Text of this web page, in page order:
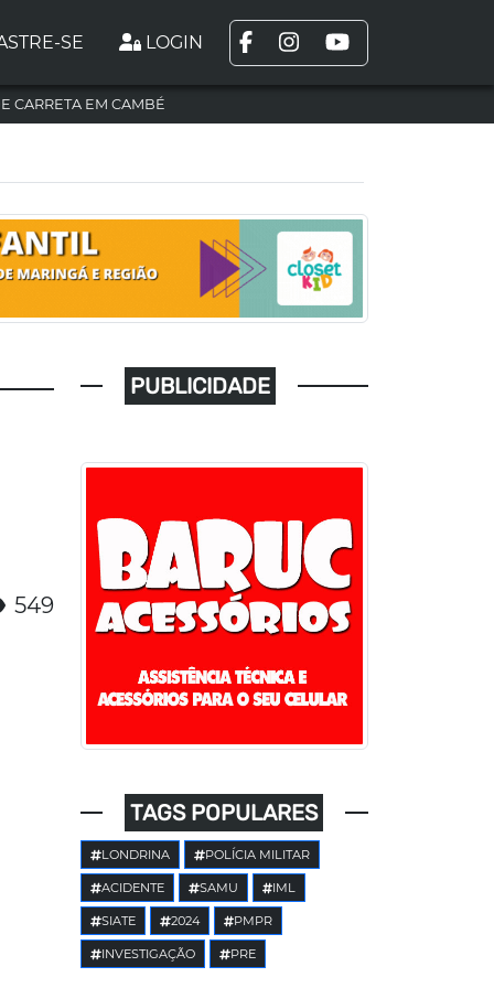
SE LOGIN
CARRETA EM CAMBÉ
549
PUBLICIDADE
TAGS POPULARES
LONDRINA POLÍCIA MILITAR
ACIDENTE SAMU IML
SIATE 2024 PMPR
INVESTIGAÇÃO PRE